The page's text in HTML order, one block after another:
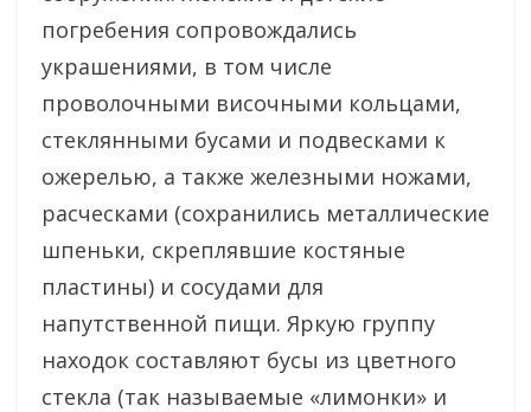
погребения сопровождались
украшениями, в том числе
проволочными височными кольцами,
стеклянными бусами и подвесками к
ожерелью, а также железными ножами,
расческами (сохранились металлические
шпеньки, скреплявшие костяные
пластины) и сосудами для
напутственной пищи. Яркую группу
находок составляют бусы из цветного
стекла (так называемые «лимонки» и